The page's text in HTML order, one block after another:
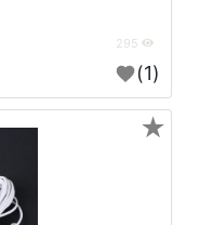
(1)
★